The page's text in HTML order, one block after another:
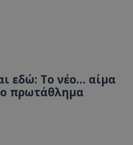
εδώ: Το νέο… αίμα
πρωτάθλημα